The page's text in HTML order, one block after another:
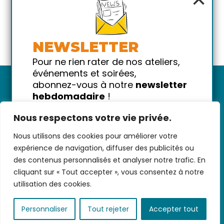
Nous respectons votre vie privée.
Nous utilisons des cookies pour améliorer votre
expérience de navigation, diffuser des publicités ou
des contenus personnalisés et analyser notre trafic. En
cliquant sur « Tout accepter », vous consentez à notre
utilisation des cookies.
Personnaliser Tout rejeter Accepter tout
Nous contacter- CGV/CGU-Données
personnelles-Infos pratiques- FAQ
NEWSLETTER
Pour ne rien rater de nos ateliers,
événements et soirées,
abonnez-vous à notre newsletter
hebdomadaire !
!
Votre email